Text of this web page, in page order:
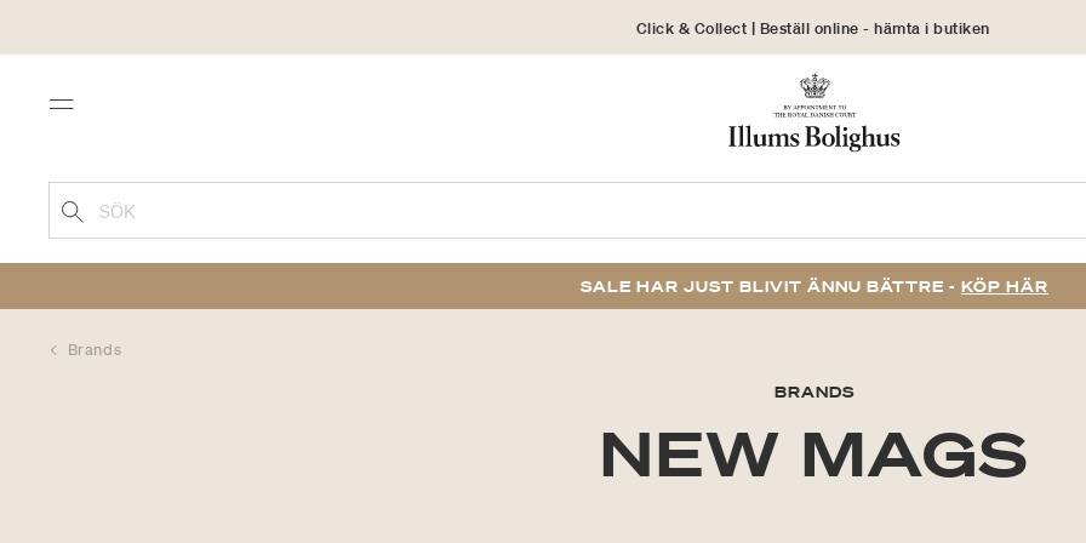
Click & Collect | Beställ online - hämta i butiken
30 dagars returrätt
Menu
SÖK
SALE HAR JUST BLIVIT ÄNNU BÄTTRE - KÖP HÄR
Brands
BRANDS
NEW MAGS